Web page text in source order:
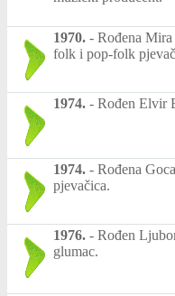
1970. - Rođena
folk i pop-folk
1974. - Rođen Elvir
1974. - Rođena
pjevačica.
1976. - Rođen
glumac.